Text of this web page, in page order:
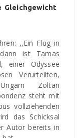
Gleichgewicht
,,Ein Flug in
ist Tamas
einer Odyssee
Verurteilten,
Zoltan
steht mit
vollziehenden
das Schicksal
Autor bereits in